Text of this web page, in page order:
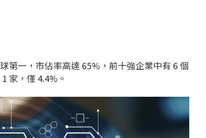
第一，市佔率高達 65%，前十強企業中有 6 個
家，僅 4.4%。